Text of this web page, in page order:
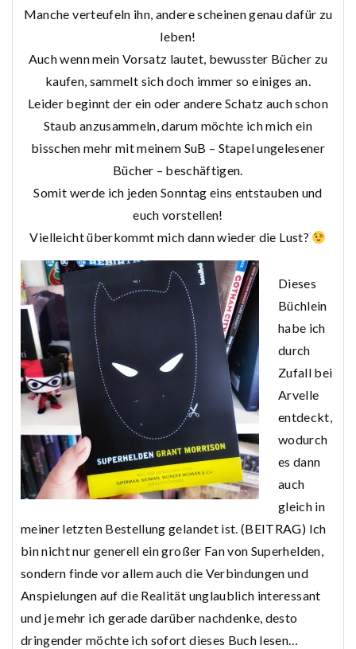
Manche verteufeln ihn, andere scheinen genau dafür zu
leben!
Auch wenn mein Vorsatz lautet, bewusster Bücher zu
kaufen, sammelt sich doch immer so einiges an.
Leider beginnt der ein oder andere Schatz auch schon
Staub anzusammeln, darum möchte ich mich ein
bisschen mehr mit meinem SuB – Stapel ungelesener
Bücher – beschäftigen.
Somit werde ich jeden Sonntag eins entstauben und
euch vorstellen!
Vielleicht überkommt mich dann wieder die Lust?
Dieses
Büchlein
habe ich
durch
Zufall bei
Arvelle
entdeckt,
wodurch
es dann
auch
gleich in
meiner letzten Bestellung gelandet ist. (BEITRAG) Ich
bin nicht nur generell ein großer Fan von Superhelden,
sondern finde vor allem auch die Verbindungen und
Anspielungen auf die Realität unglaublich interessant
und je mehr ich gerade darüber nachdenke, desto
dringender möchte ich sofort dieses Buch lesen…